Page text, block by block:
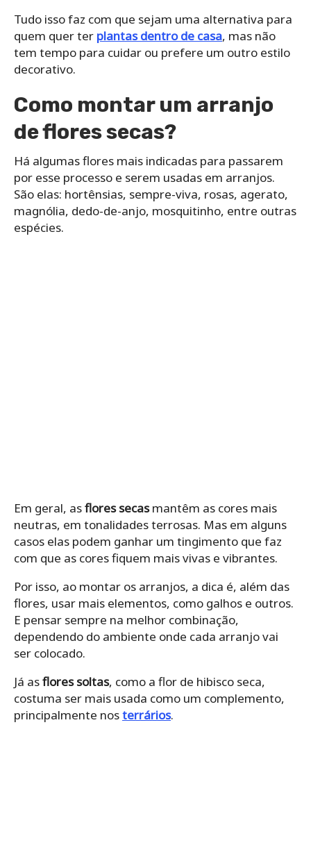
Tudo isso faz com que sejam uma alternativa para
quem quer ter plantas dentro de casa, mas não
tem tempo para cuidar ou prefere um outro estilo
decorativo.
Como montar um arranjo
de flores secas?
Há algumas flores mais indicadas para passarem
por esse processo e serem usadas em arranjos.
São elas: hortênsias, sempre-viva, rosas, agerato,
magnólia, dedo-de-anjo, mosquitinho, entre outras
espécies.
Em geral, asflores secasmantêm as cores mais
neutras, em tonalidades terrosas. Mas em alguns
casos elas podem ganhar um tingimento que faz
com que as cores fiquem mais vivas e vibrantes.
Por isso, ao montar os arranjos, a dica é, além das
flores, usar mais elementos, como galhos e outros.
E pensar sempre na melhor combinação,
dependendo do ambiente onde cada arranjo vai
ser colocado.
Já asflores soltas, como a flor de hibisco seca,
costuma ser mais usada como um complemento,
principalmente nosterrários.